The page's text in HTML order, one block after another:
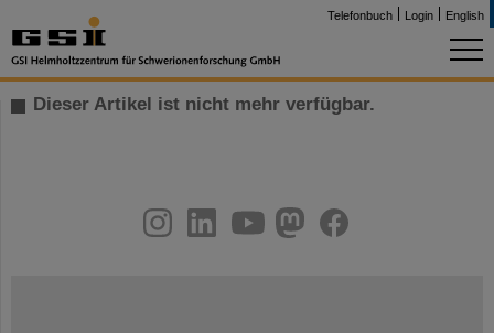
Telefonbuch Login English
Dieser Artikel ist nicht mehr verfügbar.
youtube
helmholtz.social
facebook